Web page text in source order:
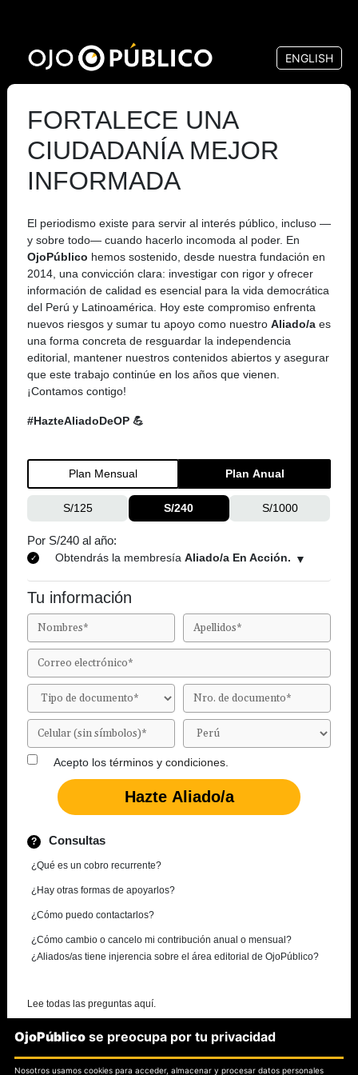
contenido
principal
ENGLISH
FORTALECE UNA
CIUDADANÍA MEJOR
INFORMADA
El periodismo existe para servir al interés público, incluso —
y sobre todo— cuando hacerlo incomoda al poder. En
OjoPúblico hemos sostenido, desde nuestra fundación en
2014, una convicción clara: investigar con rigor y ofrecer
información de calidad es esencial para la vida democrática
del Perú y Latinoamérica. Hoy este compromiso enfrenta
nuevos riesgos y sumar tu apoyo como nuestro Aliado/a es
una forma concreta de resguardar la independencia
editorial, mantener nuestros contenidos abiertos y asegurar
que este trabajo continúe en los años que vienen.
¡Contamos contigo!
#HazteAliadoDeOP 💪
Plan Mensual Plan Anual
S/125 S/240 S/1000
Por S/240 al año:
Obtendrás la membresía Aliado/a En Acción.
Tu información
Acepto los términos y condiciones.
Consultas
¿Qué es un cobro recurrente?
¿Hay otras formas de apoyarlos?
¿Cómo puedo contactarlos?
¿Cómo cambio o cancelo mi contribución anual o mensual?
¿Aliados/as tiene injerencia sobre el área editorial de OjoPúblico?
Lee todas las preguntas aquí.
¿Necesitas más información?
OjoPúblico se preocupa por tu privacidad
Nosotros usamos cookies para acceder, almacenar y procesar datos personales